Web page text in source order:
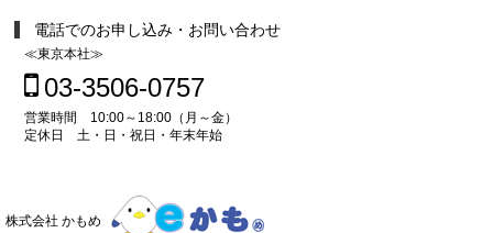
電話でのお申し込み・お問い合わせ
≪東京本社≫
03-3506-0757
営業時間 10:00～18:00（月～金）
定休日 土・日・祝日・年末年始
株式会社 かもめ